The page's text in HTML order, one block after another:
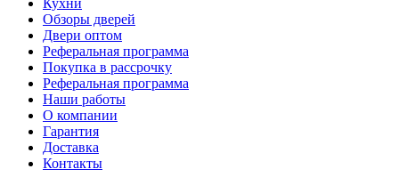
Кухни
Обзоры дверей
Двери оптом
Реферальная программа
Покупка в рассрочку
Реферальная программа
Наши работы
О компании
Гарантия
Доставка
Контакты